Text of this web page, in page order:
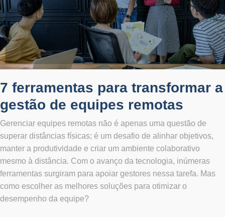
7 ferramentas para transformar a
gestão de equipes remotas
Gerenciar equipes remotas não é apenas uma questão de
superar distâncias físicas; é um desafio de alinhar objetivos,
manter a produtividade e criar um ambiente colaborativo
mesmo à distância. Com o avanço da tecnologia, inúmeras
ferramentas surgiram para apoiar gestores nessa tarefa. Mas
como escolher as melhores soluções para otimizar o
desempenho da equipe?